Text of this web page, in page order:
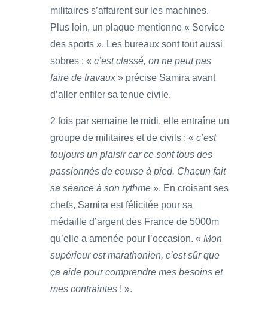
militaires s’affairent sur les machines.
Plus loin, un plaque mentionne « Service
des sports ». Les bureaux sont tout aussi
sobres : « c’est classé, on ne peut pas
faire de travaux » précise Samira avant
d’aller enfiler sa tenue civile.
2 fois par semaine le midi, elle entraîne un
groupe de militaires et de civils : « c’est
toujours un plaisir car ce sont tous des
passionnés de course à pied. Chacun fait
sa séance à son rythme ». En croisant ses
chefs, Samira est félicitée pour sa
médaille d’argent des France de 5000m
qu’elle a amenée pour l’occasion. « Mon
supérieur est marathonien, c’est sûr que
ça aide pour comprendre mes besoins et
mes contraintes ! ».